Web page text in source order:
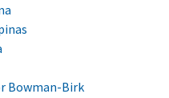
Bowman-Birk